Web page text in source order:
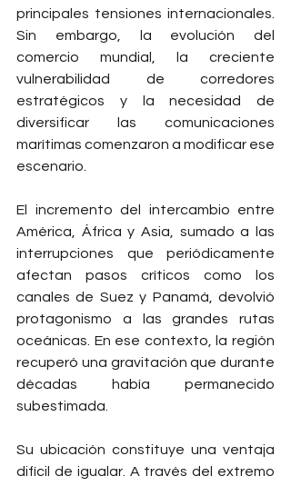
principales tensiones internacionales.
Sin embargo, la evolución del
comercio mundial, la creciente
vulnerabilidad de corredores
estratégicos y la necesidad de
diversificar las comunicaciones
marítimas comenzaron a modificar ese
escenario.
El incremento del intercambio entre
América, África y Asia, sumado a las
interrupciones que periódicamente
afectan pasos críticos como los
canales de Suez y Panamá, devolvió
protagonismo a las grandes rutas
oceánicas. En ese contexto, la región
recuperó una gravitación que durante
décadas había permanecido
subestimada.
Su ubicación constituye una ventaja
difícil de igualar. A través del extremo